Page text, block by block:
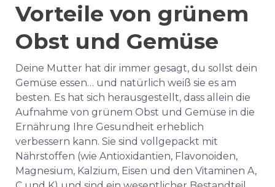
Vorteile von grünem
Obst und Gemüse
Deine Mutter hat dir immer gesagt, du sollst dein
Gemüse essen… und natürlich weiß sie es am
besten. Es hat sich herausgestellt, dass allein die
Aufnahme von grünem Obst und Gemüse in die
Ernährung Ihre Gesundheit erheblich
verbessern kann. Sie sind vollgepackt mit
Nährstoffen (wie Antioxidantien, Flavonoiden,
Magnesium, Kalzium, Eisen und den Vitaminen A,